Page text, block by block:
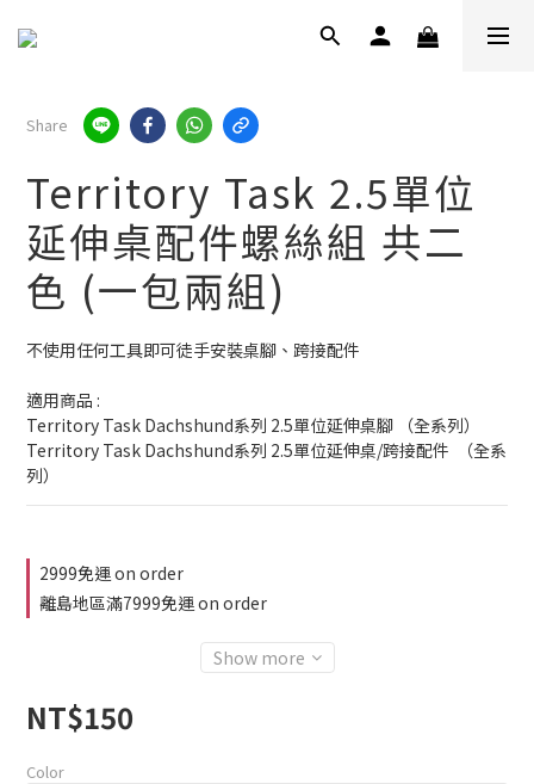
Share
Territory Task 2.5單位
延伸桌配件螺絲組 共二
色 (一包兩組)
不使用任何工具即可徒手安裝桌腳、跨接配件
適用商品 :
Territory Task Dachshund系列 2.5單位延伸桌腳 （全系列）
Territory Task Dachshund系列 2.5單位延伸桌/跨接配件  （全系
列）
2999免運 on order
離島地區滿7999免運 on order
Show more
NT$150
Color